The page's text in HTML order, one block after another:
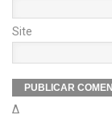
Site
Δ